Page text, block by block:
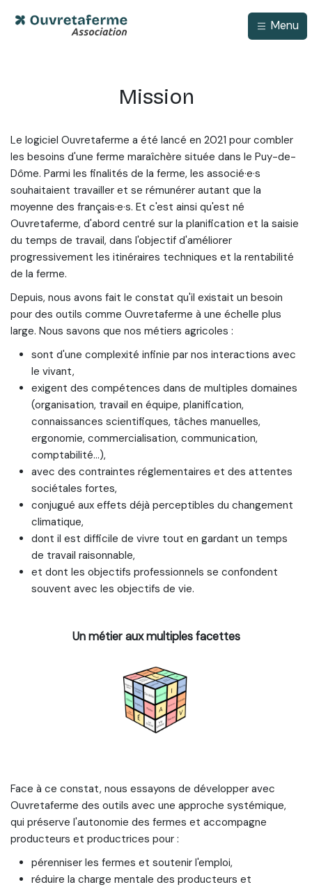
Menu
Mission
Le logiciel Ouvretaferme a été lancé en 2021 pour combler
les besoins d'une ferme maraîchère située dans le Puy-de-
Dôme. Parmi les finalités de la ferme, les associé·e·s
souhaitaient travailler et se rémunérer autant que la
moyenne des français·e·s. Et c'est ainsi qu'est né
Ouvretaferme, d'abord centré sur la planification et la saisie
du temps de travail, dans l'objectif d'améliorer
progressivement les itinéraires techniques et la rentabilité
de la ferme.
Depuis, nous avons fait le constat qu'il existait un besoin
pour des outils comme Ouvretaferme à une échelle plus
large. Nous savons que nos métiers agricoles :
sont d'une complexité infinie par nos interactions avec
le vivant,
exigent des compétences dans de multiples domaines
(organisation, travail en équipe, planification,
connaissances scientifiques, tâches manuelles,
ergonomie, commercialisation, communication,
comptabilité...),
avec des contraintes réglementaires et des attentes
sociétales fortes,
conjugué aux effets déjà perceptibles du changement
climatique,
dont il est difficile de vivre tout en gardant un temps
de travail raisonnable,
et dont les objectifs professionnels se confondent
souvent avec les objectifs de vie.
Un métier aux multiples facettes
Face à ce constat, nous essayons de développer avec
Ouvretaferme des outils avec une approche systémique,
qui préserve l'autonomie des fermes et accompagne
producteurs et productrices pour :
pérenniser les fermes et soutenir l'emploi,
réduire la charge mentale des producteurs et